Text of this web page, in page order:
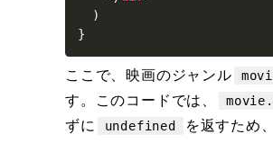
)
}
ここで、映画のジャンル
す。このコードでは、
ずに
undefined を返すため